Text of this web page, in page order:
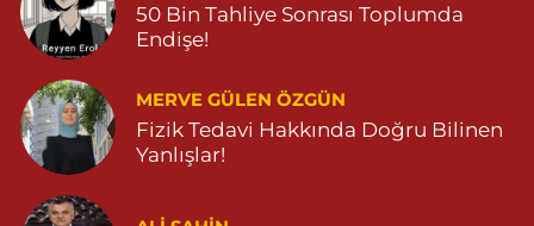
50 Bin Tahliye Sonrası Toplumda
Endişe!
MERVE GÜLEN ÖZGÜN
Fizik Tedavi Hakkında Doğru Bilinen
Yanlışlar!